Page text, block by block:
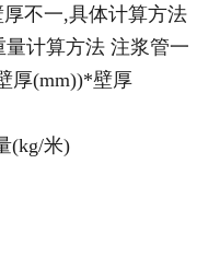
成功案例
不一,具体计算方法
量计算方法 注浆管一
厚(mm))*壁厚
(kg/米)